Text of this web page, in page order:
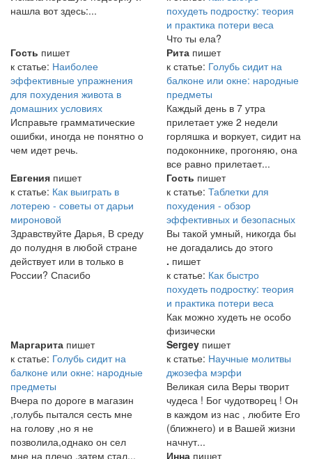
нашла вот здесь:...
похудеть подростку: теория
и практика потери веса
Что ты ела?
Гость пишет
к статье: Наиболее
эффективные упражнения
для похудения живота в
домашних условиях
Исправьте грамматические
ошибки, иногда не понятно о
чем идет речь.
Рита пишет
к статье: Голубь сидит на
балконе или окне: народные
предметы
Каждый день в 7 утра
прилетает уже 2 недели
горляшка и воркует, сидит на
подоконнике, прогоняю, она
все равно прилетает...
Евгения пишет
к статье: Как выиграть в
лотерею - советы от дарьи
мироновой
Здравствуйте Дарья, В среду
до полудня в любой стране
действует или в только в
России? Спасибо
Гость пишет
к статье: Таблетки для
похудения - обзор
эффективных и безопасных
Вы такой умный, никогда бы
не догадались до этого
. пишет
к статье: Как быстро
похудеть подростку: теория
и практика потери веса
Как можно худеть не особо
физически
Маргарита пишет
к статье: Голубь сидит на
балконе или окне: народные
предметы
Вчера по дороге в магазин
,голубь пытался сесть мне
на голову ,но я не
позволила,однако он сел
мне на плечо ,затем стал...
Sergey пишет
к статье: Научные молитвы
джозефа мэрфи
Великая сила Веры творит
чудеса ! Бог чудотворец ! Он
в каждом из нас , любите Его
(ближнего) и в Вашей жизни
начнут...
Инна пишет